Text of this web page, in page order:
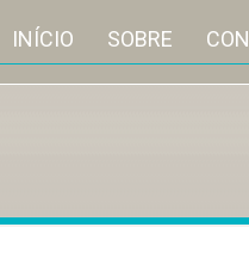
INÍCIO SOBRE